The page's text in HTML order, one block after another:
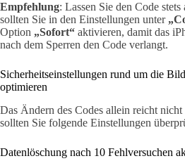
Empfehlung: Lassen Sie den Code
sollten Sie in den Einstellungen unter
Option „Sofort“ aktivieren, damit das
nach dem Sperren den Code verlangt.
Sicherheitseinstellungen rund um die
optimieren
Das Ändern des Codes allein reicht nicht
sollten Sie folgende Einstellungen
Datenlöschung nach 10 Fehlversuchen